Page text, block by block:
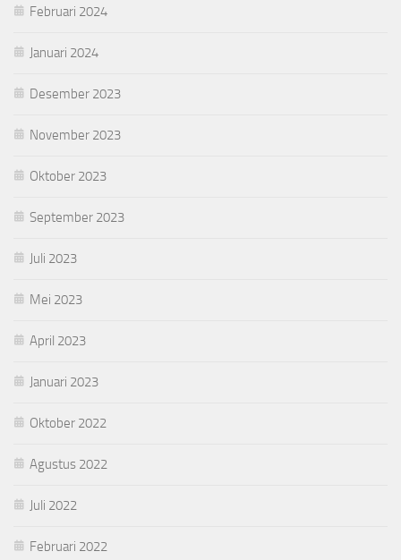
Februari 2024
Januari 2024
Desember 2023
November 2023
Oktober 2023
September 2023
Juli 2023
Mei 2023
April 2023
Januari 2023
Oktober 2022
Agustus 2022
Juli 2022
Februari 2022